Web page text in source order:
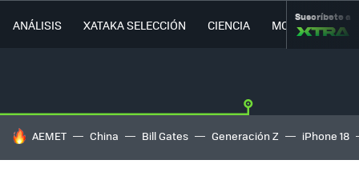
ANÁLISIS XATAKA SELECCIÓN CIENCIA MOVILIDAD
Suscríbete a
HOY SE HABLA DE
AEMET China Bill Gates Generación Z iPhone 18